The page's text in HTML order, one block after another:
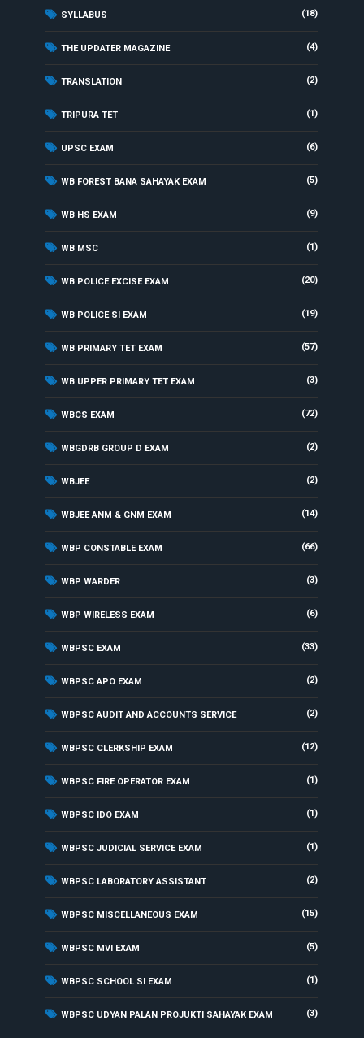
SYLLABUS (18)
THE UPDATER MAGAZINE (4)
TRANSLATION (2)
TRIPURA TET (1)
UPSC EXAM (6)
WB FOREST BANA SAHAYAK EXAM (5)
WB HS EXAM (9)
WB MSC (1)
WB POLICE EXCISE EXAM (20)
WB POLICE SI EXAM (19)
WB PRIMARY TET EXAM (57)
WB UPPER PRIMARY TET EXAM (3)
WBCS EXAM (72)
WBGDRB GROUP D EXAM (2)
WBJEE (2)
WBJEE ANM & GNM EXAM (14)
WBP CONSTABLE EXAM (66)
WBP WARDER (3)
WBP WIRELESS EXAM (6)
WBPSC EXAM (33)
WBPSC APO EXAM (2)
WBPSC AUDIT AND ACCOUNTS SERVICE (2)
WBPSC CLERKSHIP EXAM (12)
WBPSC FIRE OPERATOR EXAM (1)
WBPSC IDO EXAM (1)
WBPSC JUDICIAL SERVICE EXAM (1)
WBPSC LABORATORY ASSISTANT (2)
WBPSC MISCELLANEOUS EXAM (15)
WBPSC MVI EXAM (5)
WBPSC SCHOOL SI EXAM (1)
WBPSC UDYAN PALAN PROJUKTI SAHAYAK EXAM (3)